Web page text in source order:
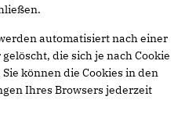
automatisiert nach einer
die sich je nach Cookie
können die Cookies in den
Ihres Browsers jederzeit